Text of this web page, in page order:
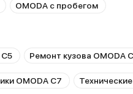
OMODA с пробегом
Ремонт кузова OMODA
OMODA C7